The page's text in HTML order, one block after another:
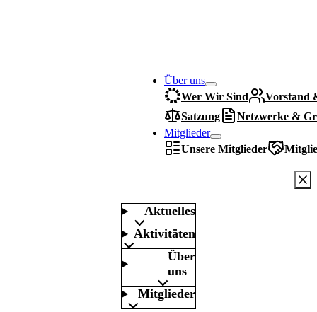
Über uns
Wer Wir Sind
Vorstand
Satzung
Netzwerke &
Mitglieder
Unsere Mitglieder
Aktuelles
Aktivitäten
Über
uns
Mitglieder